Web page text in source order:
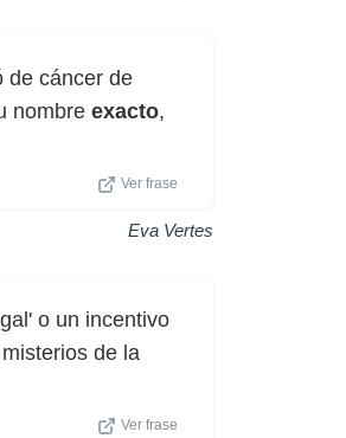
de cáncer de
nombre exacto,
Ver frase
Eva Vertes
o un incentivo
de la
Ver frase